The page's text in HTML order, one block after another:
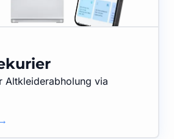
Altkleiderabholung via